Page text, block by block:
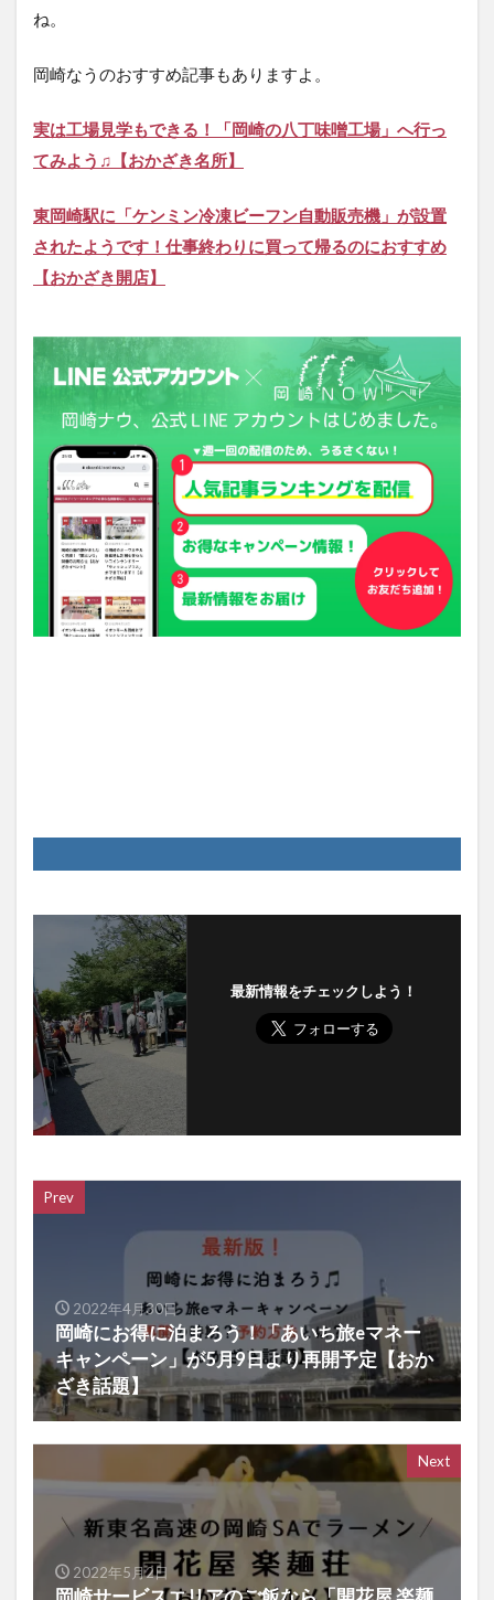
ね。
岡崎なうのおすすめ記事もありますよ。
実は工場見学もできる！「岡崎の八丁味噌工場」へ行っ
てみよう♫【おかざき名所】
東岡崎駅に「ケンミン冷凍ビーフン自動販売機」が設置
されたようです！仕事終わりに買って帰るのにおすすめ
【おかざき開店】
最新情報をチェックしよう！
Prev
2022年4月30日
岡崎にお得に泊まろう！「あいち旅eマネー
キャンペーン」が5月9日より再開予定【おか
ざき話題】
Next
2022年5月2日